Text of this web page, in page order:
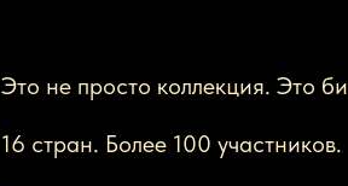
Это не просто коллекция. Это
16 стран. Более 100 участников.